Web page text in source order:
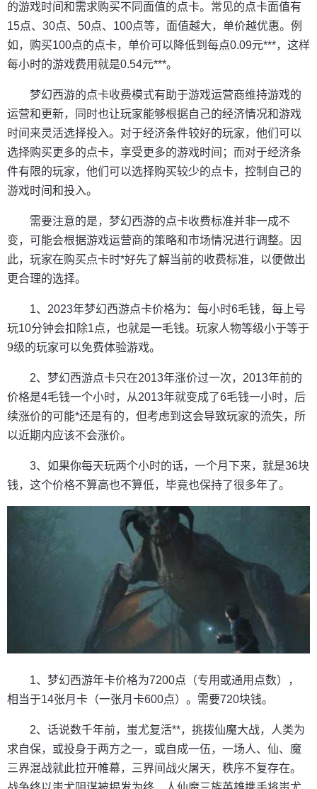
的游戏时间和需求购买不同面值的点卡。常见的点卡面值有
15点、30点、50点、100点等，面值越大，单价越优惠。例
如，购买100点的点卡，单价可以降低到每点0.09元***，这样
每小时的游戏费用就是0.54元***。
梦幻西游的点卡收费模式有助于游戏运营商维持游戏的
运营和更新，同时也让玩家能够根据自己的经济情况和游戏
时间来灵活选择投入。对于经济条件较好的玩家，他们可以
选择购买更多的点卡，享受更多的游戏时间；而对于经济条
件有限的玩家，他们可以选择购买较少的点卡，控制自己的
游戏时间和投入。
需要注意的是，梦幻西游的点卡收费标准并非一成不
变，可能会根据游戏运营商的策略和市场情况进行调整。因
此，玩家在购买点卡时*好先了解当前的收费标准，以便做出
更合理的选择。
1、2023年梦幻西游点卡价格为：每小时6毛钱，每上号
玩10分钟会扣除1点，也就是一毛钱。玩家人物等级小于等于
9级的玩家可以免费体验游戏。
2、梦幻西游点卡只在2013年涨价过一次，2013年前的
价格是4毛钱一个小时，从2013年就变成了6毛钱一小时，后
续涨价的可能*还是有的，但考虑到这会导致玩家的流失，所
以近期内应该不会涨价。
3、如果你每天玩两个小时的话，一个月下来，就是36块
钱，这个价格不算高也不算低，毕竟也保持了很多年了。
1、梦幻西游年卡价格为7200点（专用或通用点数），
相当于14张月卡（一张月卡600点）。需要720块钱。
2、话说数千年前，蚩尤复活**，挑拨仙魔大战，人类为
求自保，或投身于两方之一，或自成一伍，一场人、仙、魔
三界混战就此拉开帷幕，三界间战火屠天，秩序不复存在。